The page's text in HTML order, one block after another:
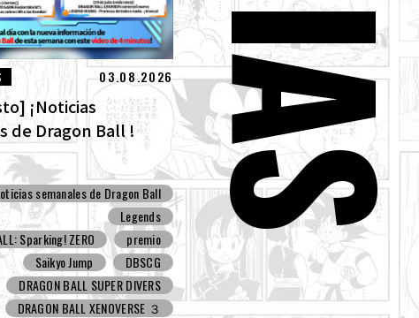
03.08.2026
¡Noticias
de Dragon Ball !
semanales de Dragon Ball
Legends
Sparking! ZERO
premio
Saikyo Jump
DBSCG
DRAGON BALL SUPER DIVERS
DRAGON BALL XENOVERSE ３